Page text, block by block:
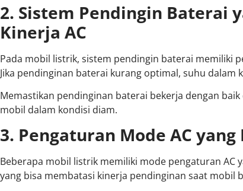
2. Sistem Pendingin Baterai
Kinerja AC
Pada mobil listrik, sistem pendingin baterai memiliki
Jika pendinginan baterai kurang optimal, suhu dalam
Memastikan pendinginan baterai bekerja dengan
mobil dalam kondisi diam.
3. Pengaturan Mode AC
Beberapa mobil listrik memiliki mode pengaturan AC
yang bisa membatasi kinerja pendinginan saat mobil